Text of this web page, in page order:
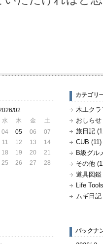
02
水 木 金
土
04 05 06
07
11 12 13
14
18 19 20
21
25 26 27 28
カテゴリ
木工クラ
おしらせ
旅日記
CUB (11)
B級グル
その他
道具図鑑
Life
ムギ日記
バックナ